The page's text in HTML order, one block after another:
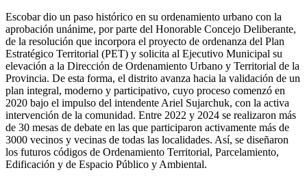
Escobar dio un paso histórico en su ordenamiento urbano con la
aprobación unánime, por parte del Honorable Concejo Deliberante,
de la resolución que incorpora el proyecto de ordenanza del Plan
Estratégico Territorial (PET) y solicita al Ejecutivo Municipal su
elevación a la Dirección de Ordenamiento Urbano y Territorial de la
Provincia. De esta forma, el distrito avanza hacia la validación de un
plan integral, moderno y participativo, cuyo proceso comenzó en
2020 bajo el impulso del intendente Ariel Sujarchuk, con la activa
intervención de la comunidad. Entre 2022 y 2024 se realizaron más
de 30 mesas de debate en las que participaron activamente más de
3000 vecinos y vecinas de todas las localidades. Así, se diseñaron
los futuros códigos de Ordenamiento Territorial, Parcelamiento,
Edificación y de Espacio Público y Ambiental.